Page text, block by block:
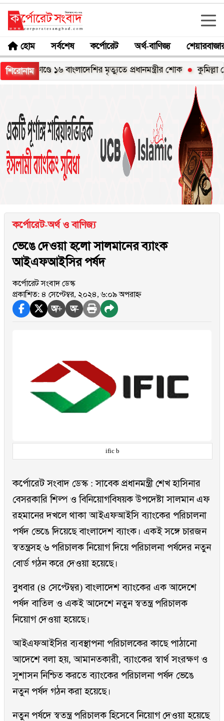
হোম সর্বশেষ কর্পোরেট অর্থ-বাণিজ্য
শিরোনাম১৬ বাংলাদেশির মৃত্যুতে প্রধানমন্ত্রীর শোক কুমিল্লা বোর্ডে
কর্পোরেট-অর্থ ও বাণিজ্য
ভেঙে দেওয়া হলো সালমানের ব্যাংক
আইএফআইসির পর্ষদ
কর্পোরেট সংবাদ ডেস্ক
প্রকাশিত: ৪ সেপ্টেম্বর, ২০২৪, ৬:০৯ অপরাহ্ন
অ+ অ-
ific b
কর্পোরেট সংবাদ ডেস্ক : সাবেক প্রধানমন্ত্রী শেখ হাসিনার
বেসরকারি শিল্প ও বিনিয়োগবিষয়ক উপদেষ্টা সালমান এফ
রহমানের দখলে থাকা আইএফআইসি ব্যাংকের পরিচালনা
পর্ষদ ভেঙে দিয়েছে বাংলাদেশ ব্যাংক। একই সঙ্গে চারজন
স্বতন্ত্রসহ ৬ পরিচালক নিয়োগ দিয়ে পরিচালনা পর্ষদের নতুন
বোর্ড গঠন করে দেওয়া হয়েছে।
বুধবার (৪ সেপ্টেম্বর) বাংলাদেশ ব্যাংকের এক আদেশে
পর্ষদ বাতিল ও একই আদেশে নতুন স্বতন্ত্র পরিচালক
নিয়োগ দেওয়া হয়েছে।
আইএফআইসির ব্যবস্থাপনা পরিচালকের কাছে পাঠানো
আদেশে বলা হয়, আমানতকারী, ব্যাংকের স্বার্থ সংরক্ষণ ও
সুশাসন নিশ্চিত করতে ব্যাংকের পরিচালনা পর্ষদ ভেঙে
নতুন পর্ষদ গঠন করা হয়েছে।
নতুন পর্ষদে স্বতন্ত্র পরিচালক হিসেবে নিয়োগ দেওয়া হয়েছে